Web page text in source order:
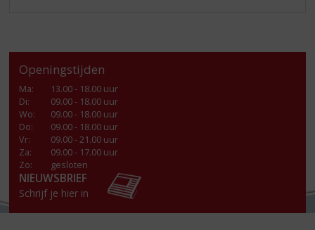
Openingstijden
Ma:
13.00 - 18.00 uur
Di:
09.00 - 18.00 uur
Wo:
09.00 - 18.00 uur
Do:
09.00 - 18.00 uur
Vr:
09.00 - 21.00 uur
Za:
09.00 - 17.00 uur
Zo:
gesloten
NIEUWSBRIEF
Schrijf je hier in